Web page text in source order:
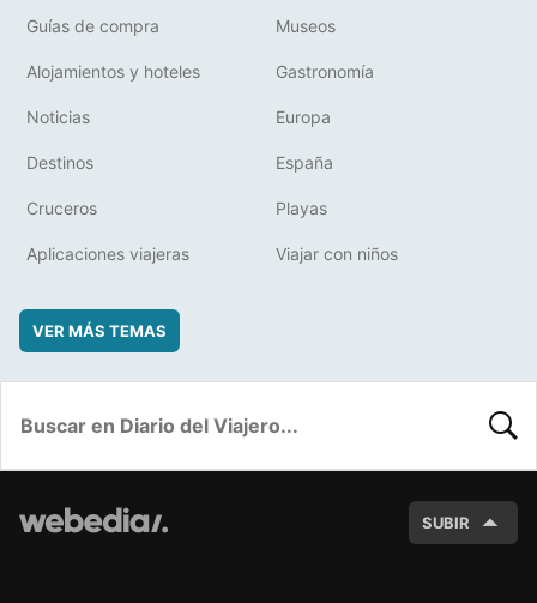
Guías de compra Museos
Alojamientos y hoteles Gastronomía
Noticias Europa
Destinos España
Cruceros Playas
Aplicaciones viajeras Viajar con niños
VER MÁS TEMAS
SUBIR